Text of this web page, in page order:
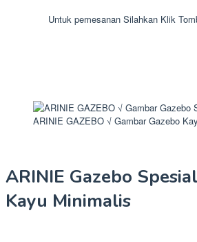
Untuk pemesanan Silahkan Klik
ARINIE GAZEBO √ Gambar Gazebo
ARINIE Gazebo
Kayu Minimalis